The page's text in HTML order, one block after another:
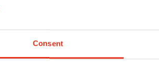
Consent
¿Tiene